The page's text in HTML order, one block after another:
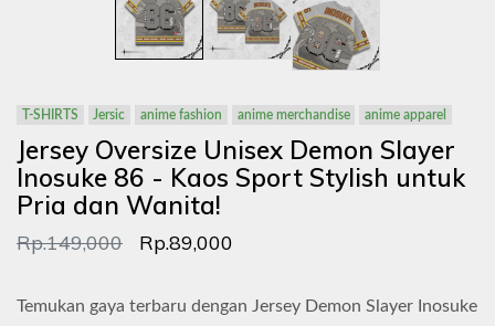
T-SHIRTS Jersic anime fashion anime merchandise anime apparel
Jersey Oversize Unisex Demon Slayer
Inosuke 86 - Kaos Sport Stylish untuk
Pria dan Wanita!
Rp.149,000 Rp.89,000
Temukan gaya terbaru dengan Jersey Demon Slayer Inosuke